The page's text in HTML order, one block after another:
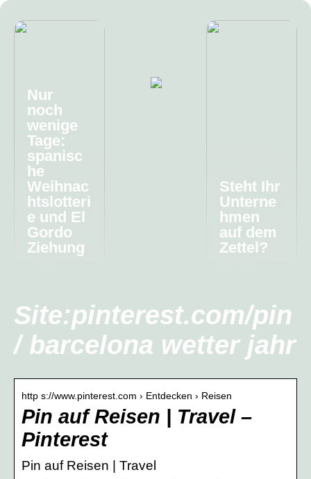
Nur
noch
wenige
Tage:
spanisc
he
Weihnac
htslotteri
e und El
Gordo
Ziehung
Steht Ihr
Unterne
hmen
auf dem
Zettel?
Site:pinterest.com/pin
/ barcelona wetter jahr
http s://www.pinterest.com › Entdecken › Reisen
Pin auf Reisen | Travel –
Pinterest
Pin auf Reisen | Travel